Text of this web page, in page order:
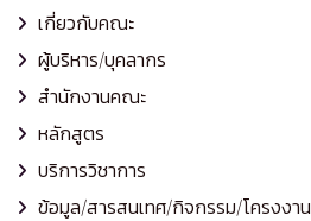
เกี่ยวกับคณะ
ผู้บริหาร/บุคลากร
สำนักงานคณะ
หลักสูตร
บริการวิชาการ
ข้อมูล/สารสนเทศ/กิจกรรม/โครงงาน